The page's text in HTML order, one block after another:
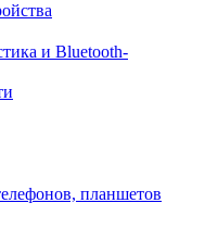
и Bluetooth-
планшетов